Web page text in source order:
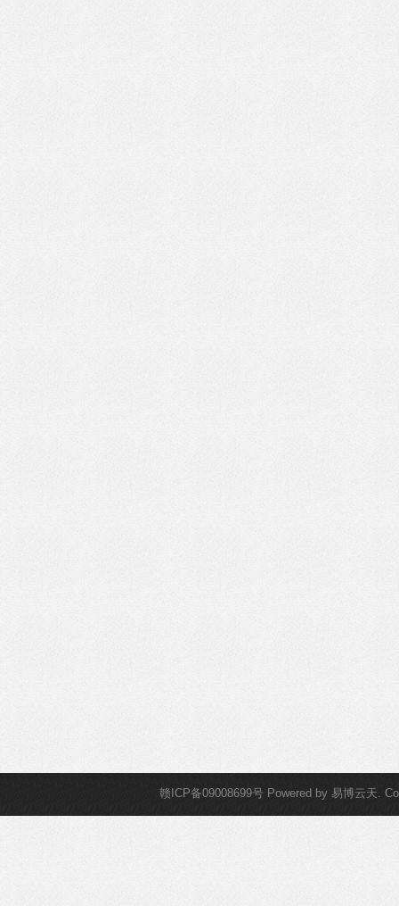
赣ICP备09008699号 Powered by 易博云天.